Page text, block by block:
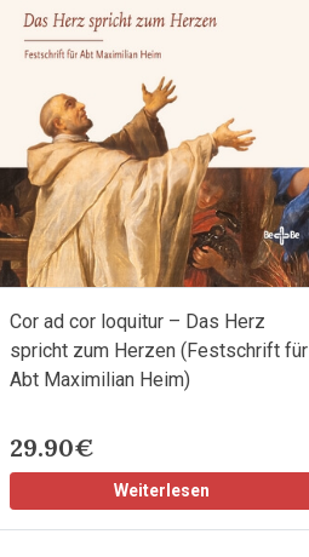
Cor ad cor loquitur – Das Herz
spricht zum Herzen (Festschrift für
Abt Maximilian Heim)
29.90€
Weiterlesen